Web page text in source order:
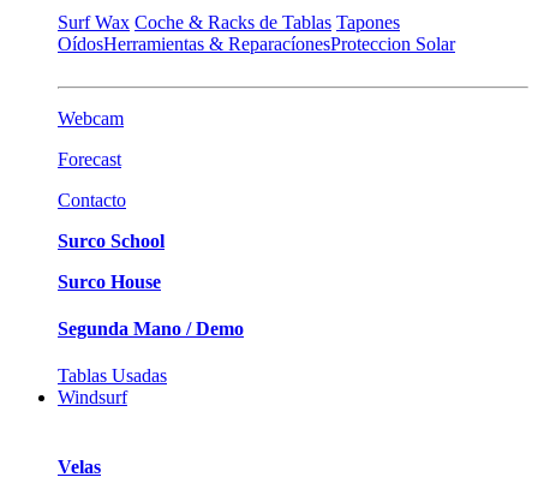
Surf Wax Coche & Racks de Tablas Tapones
OídosHerramientas & ReparacíonesProteccion Solar
Webcam
Forecast
Contacto
Surco School
Surco House
Segunda Mano / Demo
Tablas Usadas
Windsurf
Velas